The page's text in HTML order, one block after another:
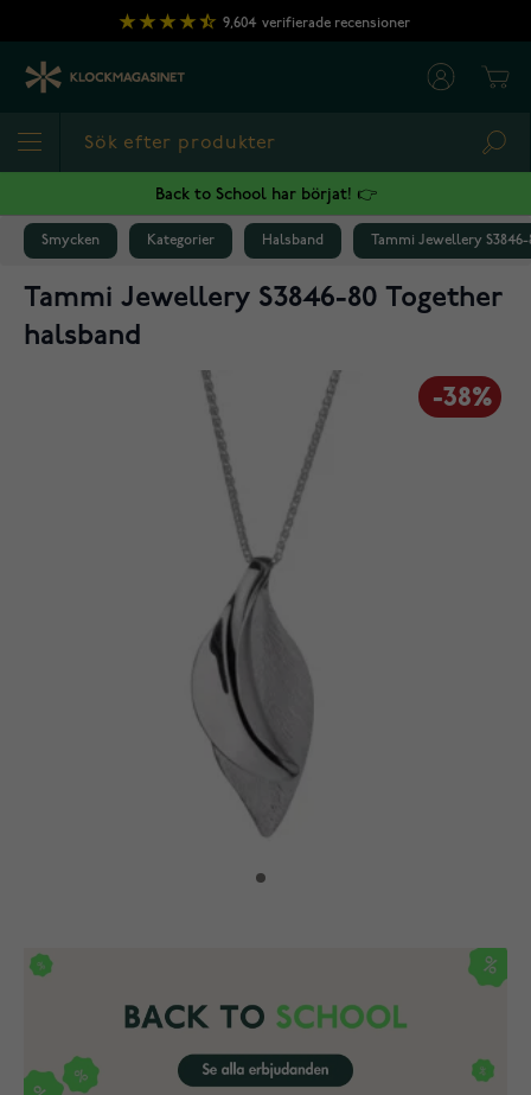
Hoppa till innehållet
9,604 verifierade recensioner
Back to School har börjat! 👉
Smycken Kategorier Halsband Tammi Jewellery
Tammi Jewellery S3846-80 Together
halsband
-38%